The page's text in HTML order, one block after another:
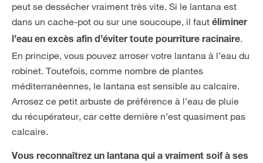
peut se dessécher vraiment très vite. Si le lantana est
dans un cache-pot ou sur une soucoupe, il faut éliminer
l’eau en excès afin d’éviter toute pourriture racinaire.
En principe, vous pouvez arroser votre lantana à l’eau du
robinet. Toutefois, comme nombre de plantes
méditerranéennes, le lantana est sensible au calcaire.
Arrosez ce petit arbuste de préférence à l’eau de pluie
du récupérateur, car cette dernière n’est quasiment pas
calcaire.
Vous reconnaîtrez un lantana qui a vraiment soif à ses